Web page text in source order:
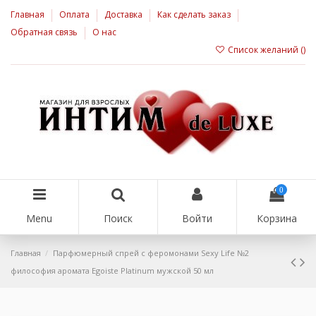
Главная Оплата Доставка
Как сделать заказ
Обратная связь
О нас
Список желаний ()
Menu Поиск Войти
0
Корзина
Главная
Парфюмерный спрей с феромонами Sexy Life №2
философия аромата Egoiste Platinum мужской 50 мл